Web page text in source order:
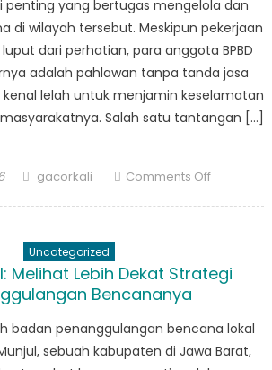
Sorotan
penting yang bertugas mengelola dan
di wilayah tersebut. Meskipun pekerjaan
dari perhatian, para anggota BPBD
adalah pahlawan tanpa tanda jasa
lelah untuk menjamin keselamatan
Salah satu tantangan […]
Author
gacorkali Comments Offon
BPBD
Kisah
dan
Uncategorized
Melihat Lebih Dekat Strategi
Bencananya
badan penanggulangan bencana lokal
sebuah kabupaten di Jawa Barat,